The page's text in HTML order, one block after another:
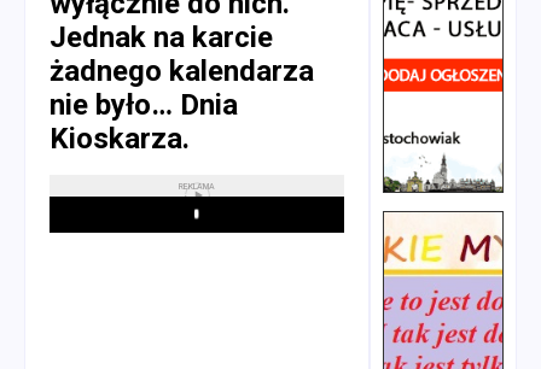
Jednak na karcie
żadnego kalendarza
nie było… Dnia
Kioskarza.
REKLAMA
Play